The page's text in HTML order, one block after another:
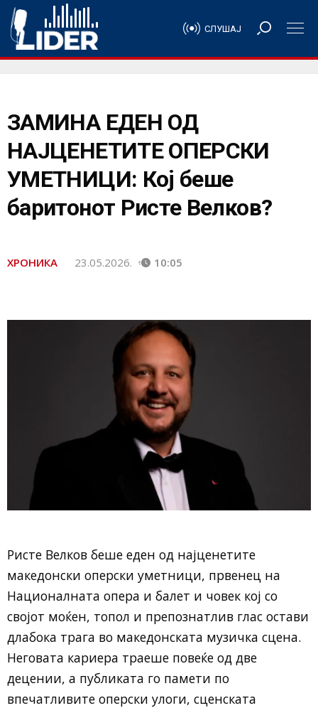
СЛУШАЈ
ЗАМИНА ЕДЕН ОД
НАЈЦЕНЕТИТЕ ОПЕРСКИ
УМЕТНИЦИ: Кој беше
баритонот Ристе Велков?
ХРОНИКА 23.05.2026. 10:05
Ристе Велков беше еден од најценетите
македонски оперски уметници, првенец на
Националната опера и балет и човек кој со
својот моќен, топол и препознатлив глас остави
длабока трага во македонската музичка сцена.
Неговата кариера траеше повеќе од две
децении, а публиката го памети по
впечатливите оперски улоги, сценската